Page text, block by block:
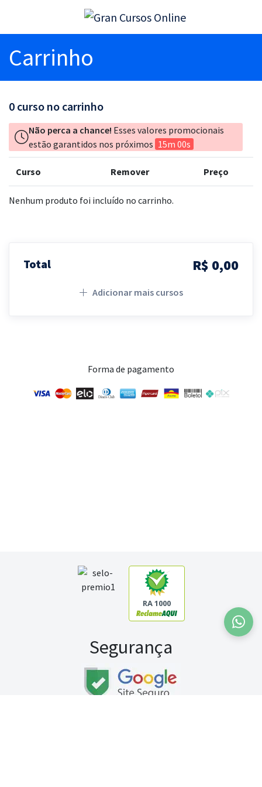
Carrinho
0 curso no carrinho
Não perca a chance! Esses valores promocionais
estão garantidos nos próximos 15m 00s
Curso Remover Preço
Nenhum produto foi incluído no carrinho.
Total R$ 0,00
Adicionar mais cursos
Forma de pagamento
RA 1000
Segurança